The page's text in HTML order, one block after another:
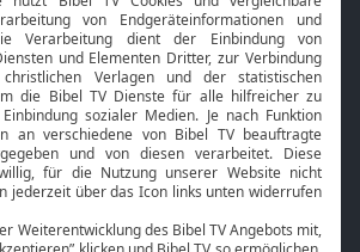
Smart TV
HbbTV
Bibelthek Online-Bibel
Nächster Gottesdienst
Service
Kontakt